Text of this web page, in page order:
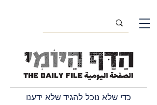
כדי שלא נוכל להגיד שלא ידענו